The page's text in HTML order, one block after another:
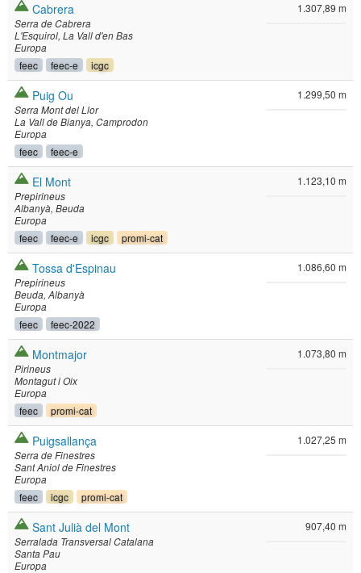
Cabrera
Serra de Cabrera
L'Esquirol La Vall d'en Bas
Europa
feec feec-e icgc
1.307,89 m
Puig Ou
Serra Mont del Llor
La Vall de Bianya Camprodon
Europa
feec feec-e
1.299,50 m
El Mont
Prepirineus
Albanyà Beuda
Europa
feec feec-e icgc promi-cat
1.123,10 m
Tossa d'Espinau
Prepirineus
Beuda Albanyà
Europa
feec feec-2022
1.086,60 m
Montmajor
Pirineus
Montagut i Oix
Europa
feec promi-cat
1.073,80 m
Puigsallança
Serra de Finestres
Sant Aniol de Finestres
Europa
feec icgc promi-cat
1.027,25 m
Sant Julià del Mont
Serralada Transversal Catalana
Santa Pau
Europa
907,40 m